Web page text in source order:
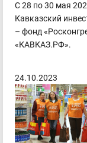
С 28 по 30 мая
Кавказский
– фонд
«КАВКАЗ.РФ».
24.10.2023